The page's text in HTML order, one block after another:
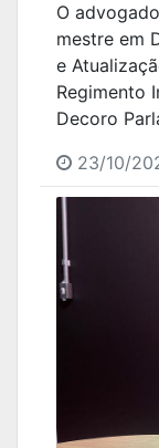
O
mestre em
e
Regimento
Decoro
23/10/